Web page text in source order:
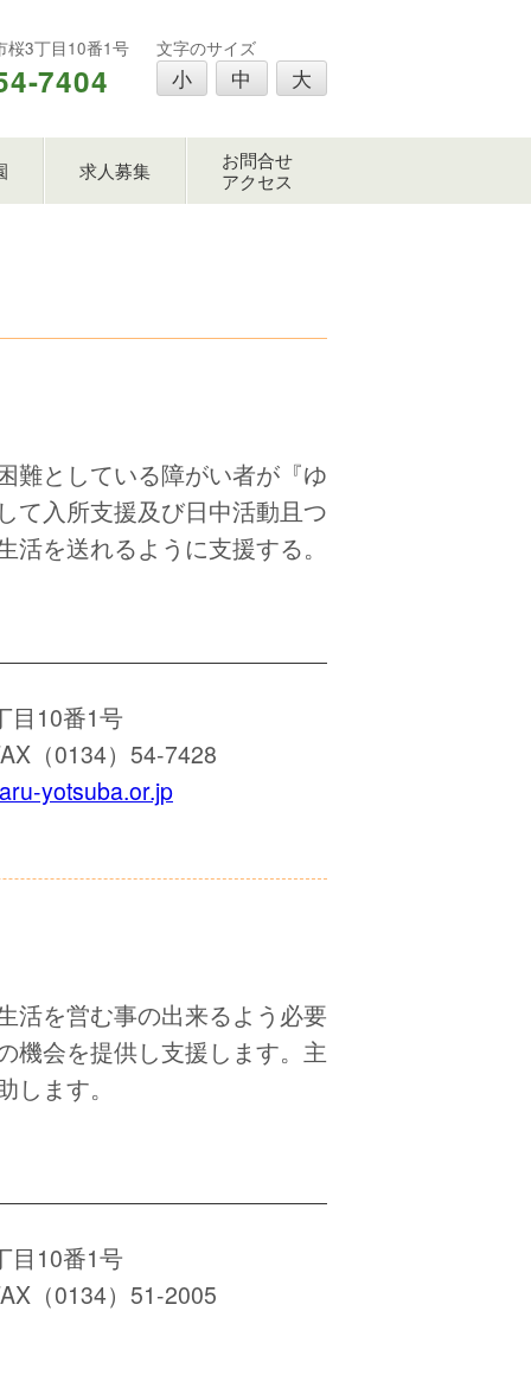
3丁目10番1号
7404
文字のサイズ
小 中 大
求人募集
お問合せ
アクセス
としている障がい者が『ゆ
て入所支援及び日中活動且つ
を送れるように支援する。
10番1号
（0134）54-7428
yotsuba.or.jp
を営む事の出来るよう必要
機会を提供し支援します。主
ます。
10番1号
（0134）51-2005